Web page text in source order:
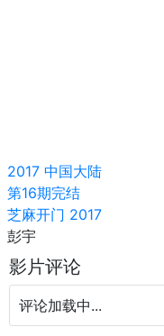
2017 中国大陆
第16期完结
芝麻开门 2017
彭宇
影片评论
评论加载中...